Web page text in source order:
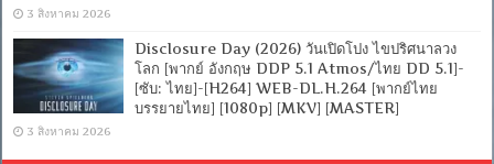
3 สิงหาคม 2026
Disclosure Day (2026) วันเปิดโปง ไขปริศนาลวง
โลก [พากย์ อังกฤษ DDP 5.1 Atmos/ไทย DD 5.1]-
[ซับ: ไทย]-[H264] WEB-DL.H.264 [พากย์ไทย
บรรยายไทย] [1080p] [MKV] [MASTER]
3 สิงหาคม 2026